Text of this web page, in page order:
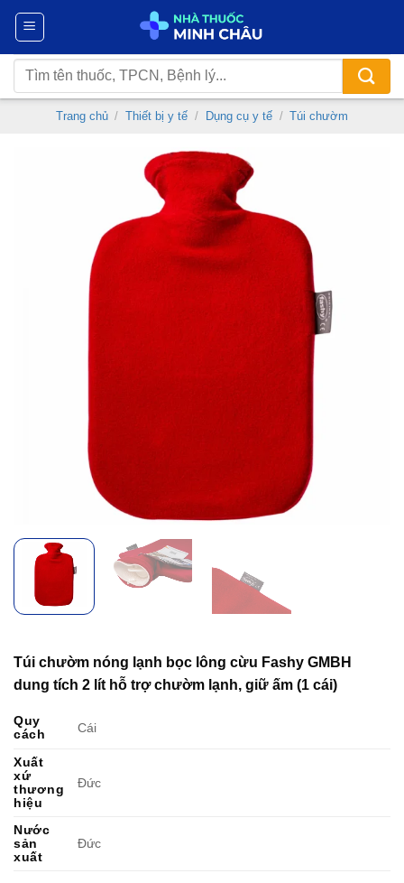
Chuyển
nội
dung
Tìm
kiếm:
Trang chủ / Thiết bị y tế / Dụng cụ y tế / Túi chườm
Túi chườm nóng lạnh bọc lông cừu Fashy GMBH
dung tích 2 lít hỗ trợ chườm lạnh, giữ ấm (1 cái)
Quy
cách
Cái
Xuất
xứ
thương
hiệu
Đức
Nước
sản
xuất
Đức